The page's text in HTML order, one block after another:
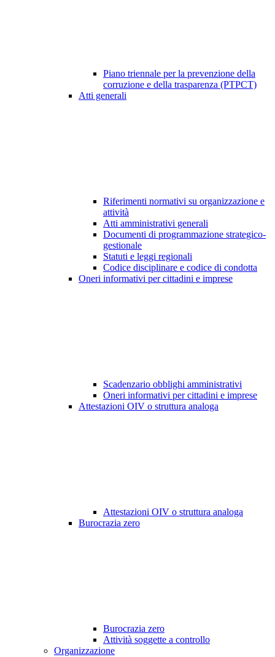
Piano triennale per la prevenzione della
corruzione e della trasparenza (PTPCT)
Atti generali
Riferimenti normativi su organizzazione e
attività
Atti amministrativi generali
Documenti di programmazione strategico-
gestionale
Statuti e leggi regionali
Codice disciplinare e codice di condotta
Oneri informativi per cittadini e imprese
Scadenzario obblighi amministrativi
Oneri informativi per cittadini e imprese
Attestazioni OIV o struttura analoga
Attestazioni OIV o struttura analoga
Burocrazia zero
Burocrazia zero
Attività soggette a controllo
Organizzazione